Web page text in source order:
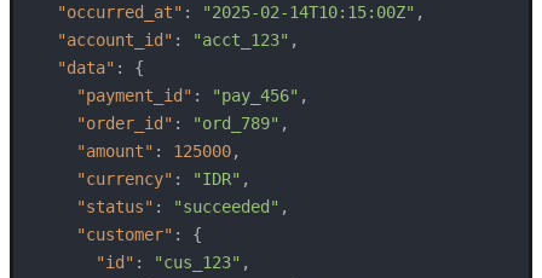
"occurred_at" : "2025-02-14T10:15:00Z" ,
"account_id" : "acct_123" ,
"data" :
{
"payment_id" : "pay_456" ,
"order_id" : "ord_789" ,
"amount" : 125000,
"currency" : "IDR" ,
"status" : "succeeded" ,
"customer" :
{
"id" : "cus_123" ,